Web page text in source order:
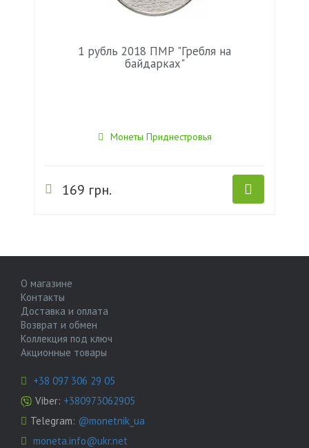
1 рубль 2018 ПМР "Гребля на
байдарках"
Монеты Приднестровья
169 грн.
О магазине
Контакты
Доставка и оплата
Возврат и обмен
Коллекция под ключ
Акционные товары
+38 097 306 29 05
Viber: +380973062905
Telegram: @monetnik_ua
moneta.info@ukr.net